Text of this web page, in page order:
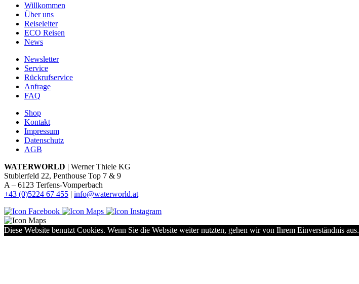
Willkommen
Über uns
Reiseleiter
ECO Reisen
News
Newsletter
Service
Rückrufservice
Anfrage
FAQ
Shop
Kontakt
Impressum
Datenschutz
AGB
WATERWORLD | Werner Thiele KG
Stublerfeld 22, Penthouse Top 7 & 9
A – 6123 Terfens-Vomperbach
+43 (0)5224 67 455 | info@waterworld.at
Diese Website benutzt Cookies. Wenn Sie die Website weiter nutzten, gehen wir von Ihrem Einverständnis aus.